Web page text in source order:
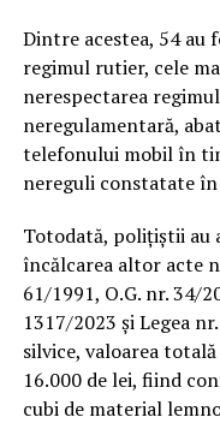
Dintre acestea, 54
regimul rutier, cele
nerespectarea
neregulamentară,
telefonului mobil în
nereguli constatate
Totodată, polițiștii au
încălcarea altor acte
61/1991, O.G. nr. 34/
1317/2023 și Legea
silvice, valoarea
16.000 de lei, fiind
cubi de material